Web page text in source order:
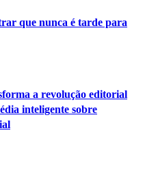
que nunca é tarde para
a revolução editorial
inteligente sobre